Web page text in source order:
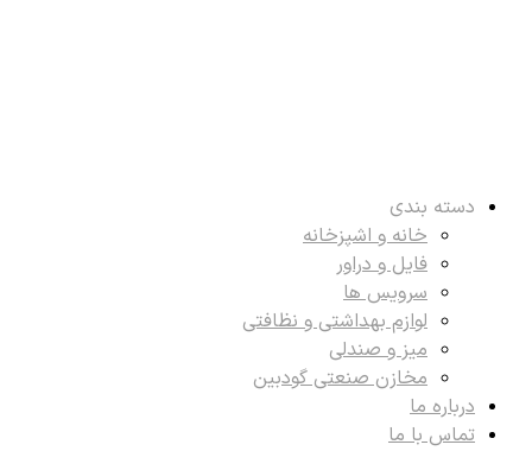
دسته بندی
خانه و اشپزخانه
فایل و دراور
سرویس ها
لوازم بهداشتی و نظافتی
میز و صندلی
مخازن صنعتی گودبین
درباره ما
تماس با ما